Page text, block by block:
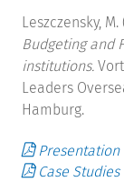
Leszczensky, M.
Budgeting and
institutions.
Leaders
Hamburg.
Presentation
Case Studies